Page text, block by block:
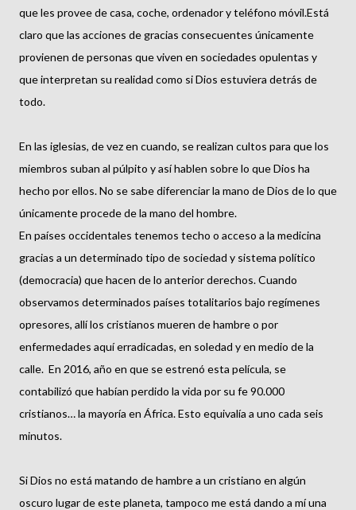
que les provee de casa, coche, ordenador y teléfono móvil.Está
claro que las acciones de gracias consecuentes únicamente
provienen de personas que viven en sociedades opulentas y
que interpretan su realidad como si Dios estuviera detrás de
todo.
En las iglesias, de vez en cuando, se realizan cultos para que los
miembros suban al púlpito y así hablen sobre lo que Dios ha
hecho por ellos. No se sabe diferenciar la mano de Dios de lo que
únicamente procede de la mano del hombre.
En países occidentales tenemos techo o acceso a la medicina
gracias a un determinado tipo de sociedad y sistema político
(democracia) que hacen de lo anterior derechos. Cuando
observamos determinados países totalitarios bajo regímenes
opresores, allí los cristianos mueren de hambre o por
enfermedades aquí erradicadas, en soledad y en medio de la
calle. En 2016, año en que se estrenó esta película, se
contabilizó que habían perdido la vida por su fe 90.000
cristianos… la mayoría en África. Esto equivalía a uno cada seis
minutos.
Si Dios no está matando de hambre a un cristiano en algún
oscuro lugar de este planeta, tampoco me está dando a mí una